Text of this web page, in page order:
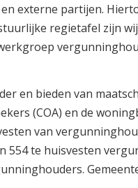
externe partijen.
regietafel zijn
en bieden van
(COA) en de
van
te huisvesten